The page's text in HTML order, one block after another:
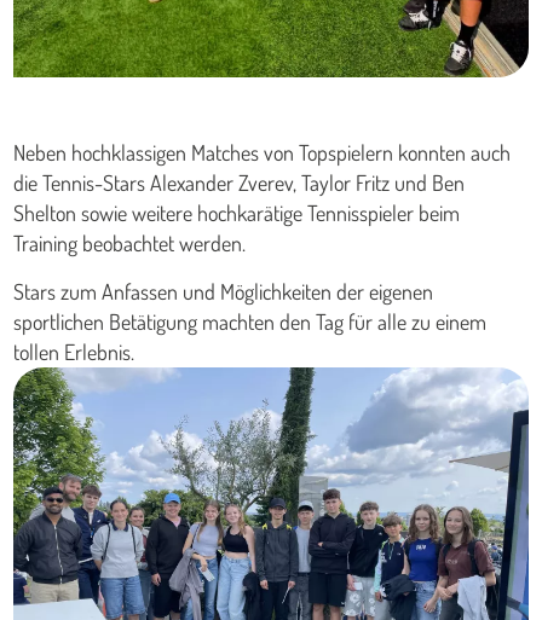
Neben hochklassigen Matches von Topspielern konnten auch
die Tennis-Stars Alexander Zverev, Taylor Fritz und Ben
Shelton sowie weitere hochkarätige Tennisspieler beim
Training beobachtet werden.
Stars zum Anfassen und Möglichkeiten der eigenen
sportlichen Betätigung machten den Tag für alle zu einem
tollen Erlebnis.